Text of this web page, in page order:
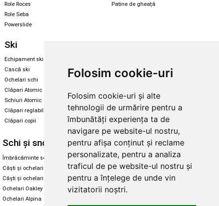
Folosim cookie-uri
Folosim cookie-uri și alte
tehnologii de urmărire pentru a
îmbunătăți experiența ta de
navigare pe website-ul nostru,
pentru afișa conținut și reclame
personalizate, pentru a analiza
traficul de pe website-ul nostru și
pentru a înțelege de unde vin
vizitatorii noștri.
Role Roces
Role Seba
Powerslide
Patine de gheață
Ski
Echipament ski
Cască ski
Ochelari schi
Clăpari Atomic
Schiuri Atomic
Clăpari reglabili
Clăpari copii
Echipament snowboard
Skate & longboard
Santa Cruz
Enuff Skateboards
Schi și snowboard
Îmbrăcăminte schi și snowboard
Căști și ochelari de iarnă
Căști și ochelari Alpina
Ochelari Oakley
Ochelari Alpina
Diverse
Cum aleg rolele
Cum aleg ochelarii
Ochelari de soare Oakley
Ochelari de soare Alpina